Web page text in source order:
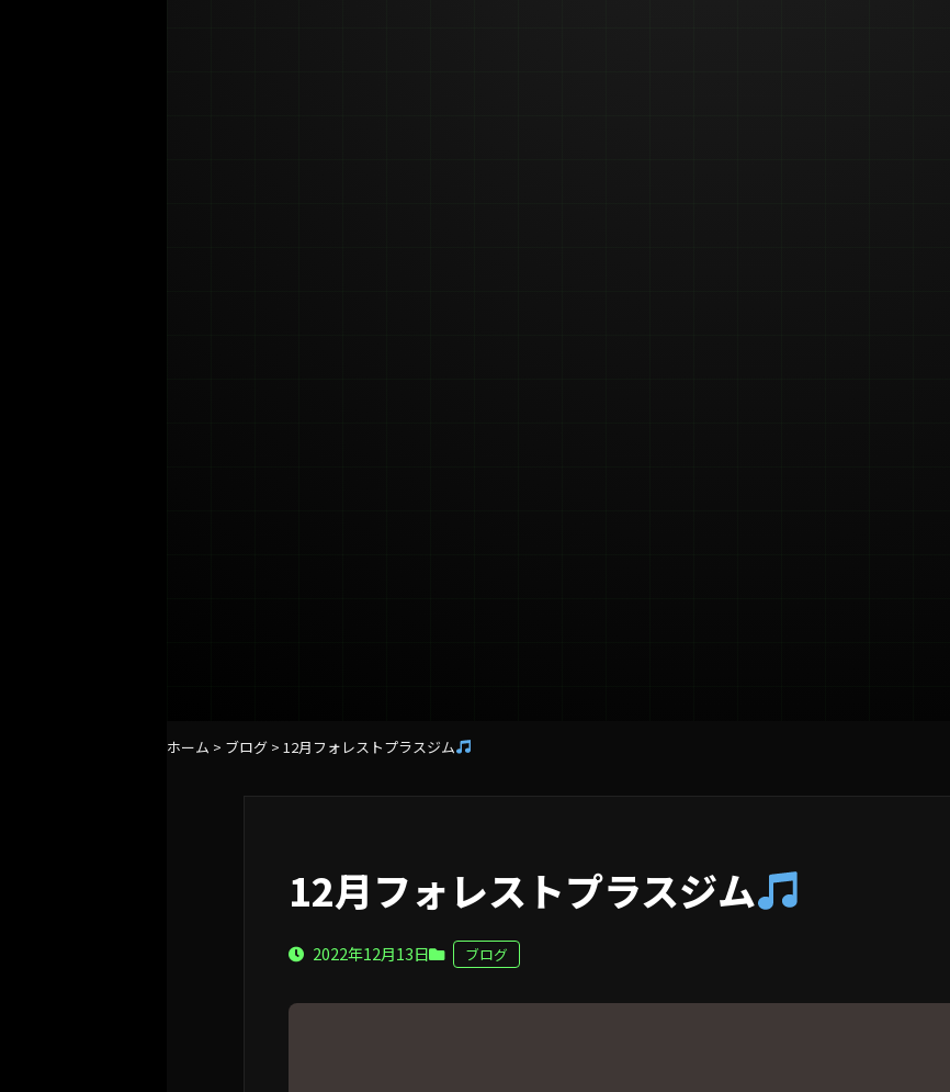
ホーム > ブログ > 12月フォレストプラスジム
12月フォレストプラスジム
2022年12月13日 ブログ